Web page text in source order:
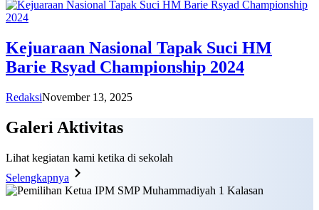
Kejuaraan Nasional Tapak Suci HM
Barie Rsyad Championship 2024
RedaksiNovember 13, 2025
Galeri Aktivitas
Lihat kegiatan kami ketika di sekolah
Selengkapnya